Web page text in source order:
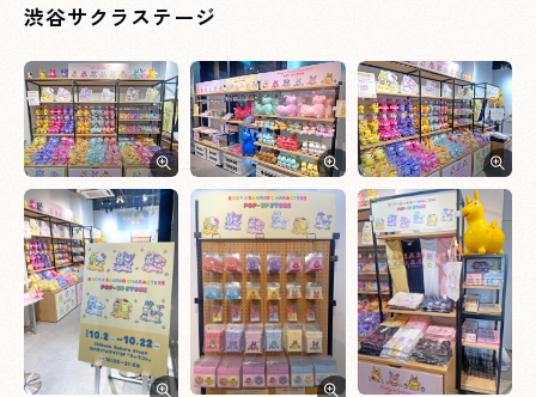
渋谷サクラステージ